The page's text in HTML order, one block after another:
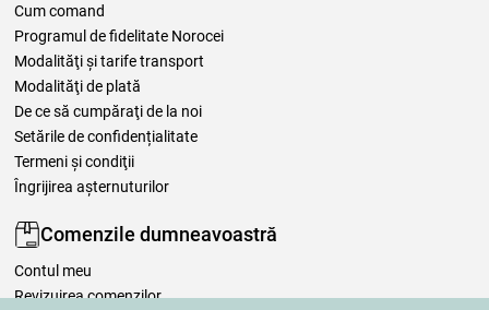
Cum comand
Programul de fidelitate Norocei
Modalităţi şi tarife transport
Modalităţi de plată
De ce să cumpăraţi de la noi
Setările de confidențialitate
Termeni şi condiţii
Îngrijirea așternuturilor
Comenzile dumneavoastră
Contul meu
Revizuirea comenzilor